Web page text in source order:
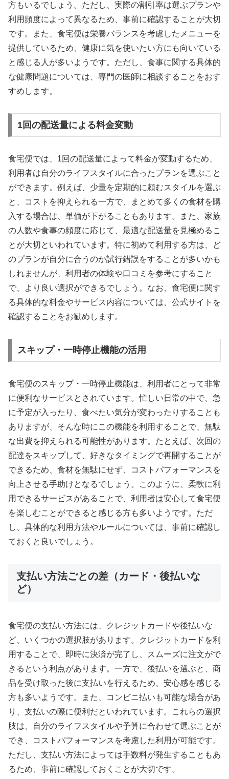
方もいるでしょう。ただし、実際の割引率は選ぶプランや
利用頻度によって異なるため、事前に確認することが大切
です。また、食宅便は栄養バランスを考慮したメニューを
提供しているため、健康に気を使いたい方にも向いている
と感じる人が多いようです。ただし、食事に関する具体的
な健康問題については、専門の医師に相談することをおす
すめします。
1回の配送量による料金変動
食宅便では、1回の配送量によって料金が変動するため、
利用者は自分のライフスタイルに合ったプランを選ぶこと
ができます。例えば、少量を定期的に頼むスタイルを選ぶ
と、コストを抑えられる一方で、まとめて多くの食材を購
入する場合は、単価が下がることもあります。また、家族
の人数や食事の頻度に応じて、最適な配送量を見極めるこ
とが大切といわれています。特に初めて利用する方は、ど
のプランが自分に合うのか試行錯誤をすることが多いかも
しれませんが、利用者の体験や口コミを参考にすること
で、より良い選択ができるでしょう。なお、食宅便に関す
る具体的な料金やサービス内容については、公式サイトを
確認することをお勧めします。
スキップ・一時停止機能の活用
食宅便のスキップ・一時停止機能は、利用者にとって非常
に便利なサービスとされています。忙しい日常の中で、急
に予定が入ったり、食べたい気分が変わったりすることも
ありますが、そんな時にこの機能を利用することで、無駄
な出費を抑えられる可能性があります。たとえば、次回の
配達をスキップして、好きなタイミングで再開することが
できるため、食材を無駄にせず、コストパフォーマンスを
向上させる手助けとなるでしょう。このように、柔軟に利
用できるサービスがあることで、利用者は安心して食宅便
を楽しむことができると感じる方も多いようです。ただ
し、具体的な利用方法やルールについては、事前に確認し
ておくと良いでしょう。
支払い方法ごとの差（カード・後払いな
ど）
食宅便の支払い方法には、クレジットカードや後払いな
ど、いくつかの選択肢があります。クレジットカードを利
用することで、即時に決済が完了し、スムーズに注文がで
きるという利点があります。一方で、後払いを選ぶと、商
品を受け取った後に支払いを行えるため、安心感を感じる
方も多いようです。また、コンビニ払いも可能な場合があ
り、支払いの際に便利だといわれています。これらの選択
肢は、自分のライフスタイルや予算に合わせて選ぶことが
でき、コストパフォーマンスを考慮した利用が可能です。
ただし、支払い方法によっては手数料が発生することもあ
るため、事前に確認しておくことが大切です。